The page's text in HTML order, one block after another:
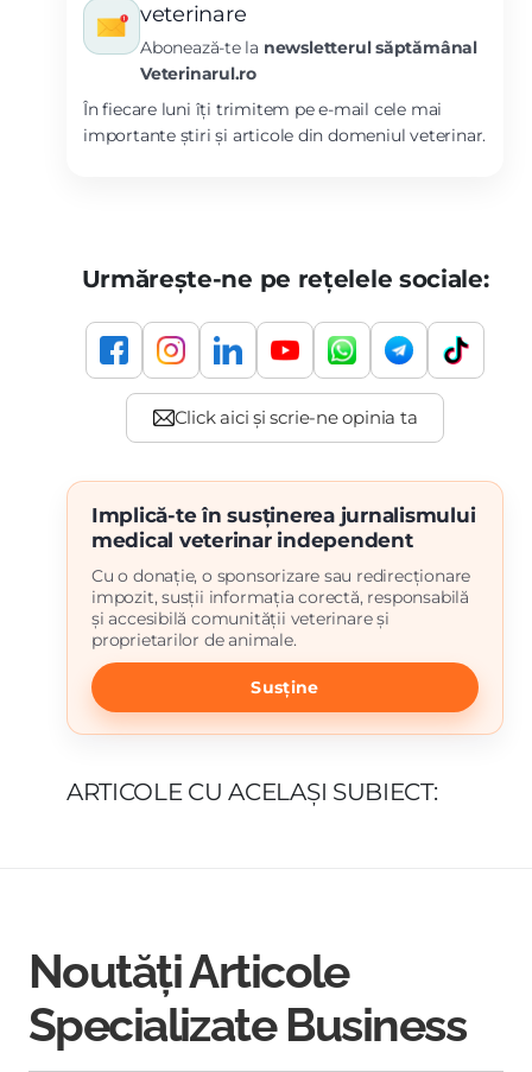
veterinare
Abonează-te la newsletterul săptămânal
Veterinarul.ro
În fiecare luni îți trimitem pe e-mail cele mai
importante știri și articole din domeniul veterinar.
Urmărește-ne pe rețelele sociale:
Implică-te în susținerea jurnalismului
medical veterinar independent
Cu o donație, o sponsorizare sau redirecționare
impozit, susții informația corectă, responsabilă
și accesibilă comunității veterinare și
proprietarilor de animale.
Susține
ARTICOLE CU ACELAȘI SUBIECT:
Noutăți Articole
Specializate Business